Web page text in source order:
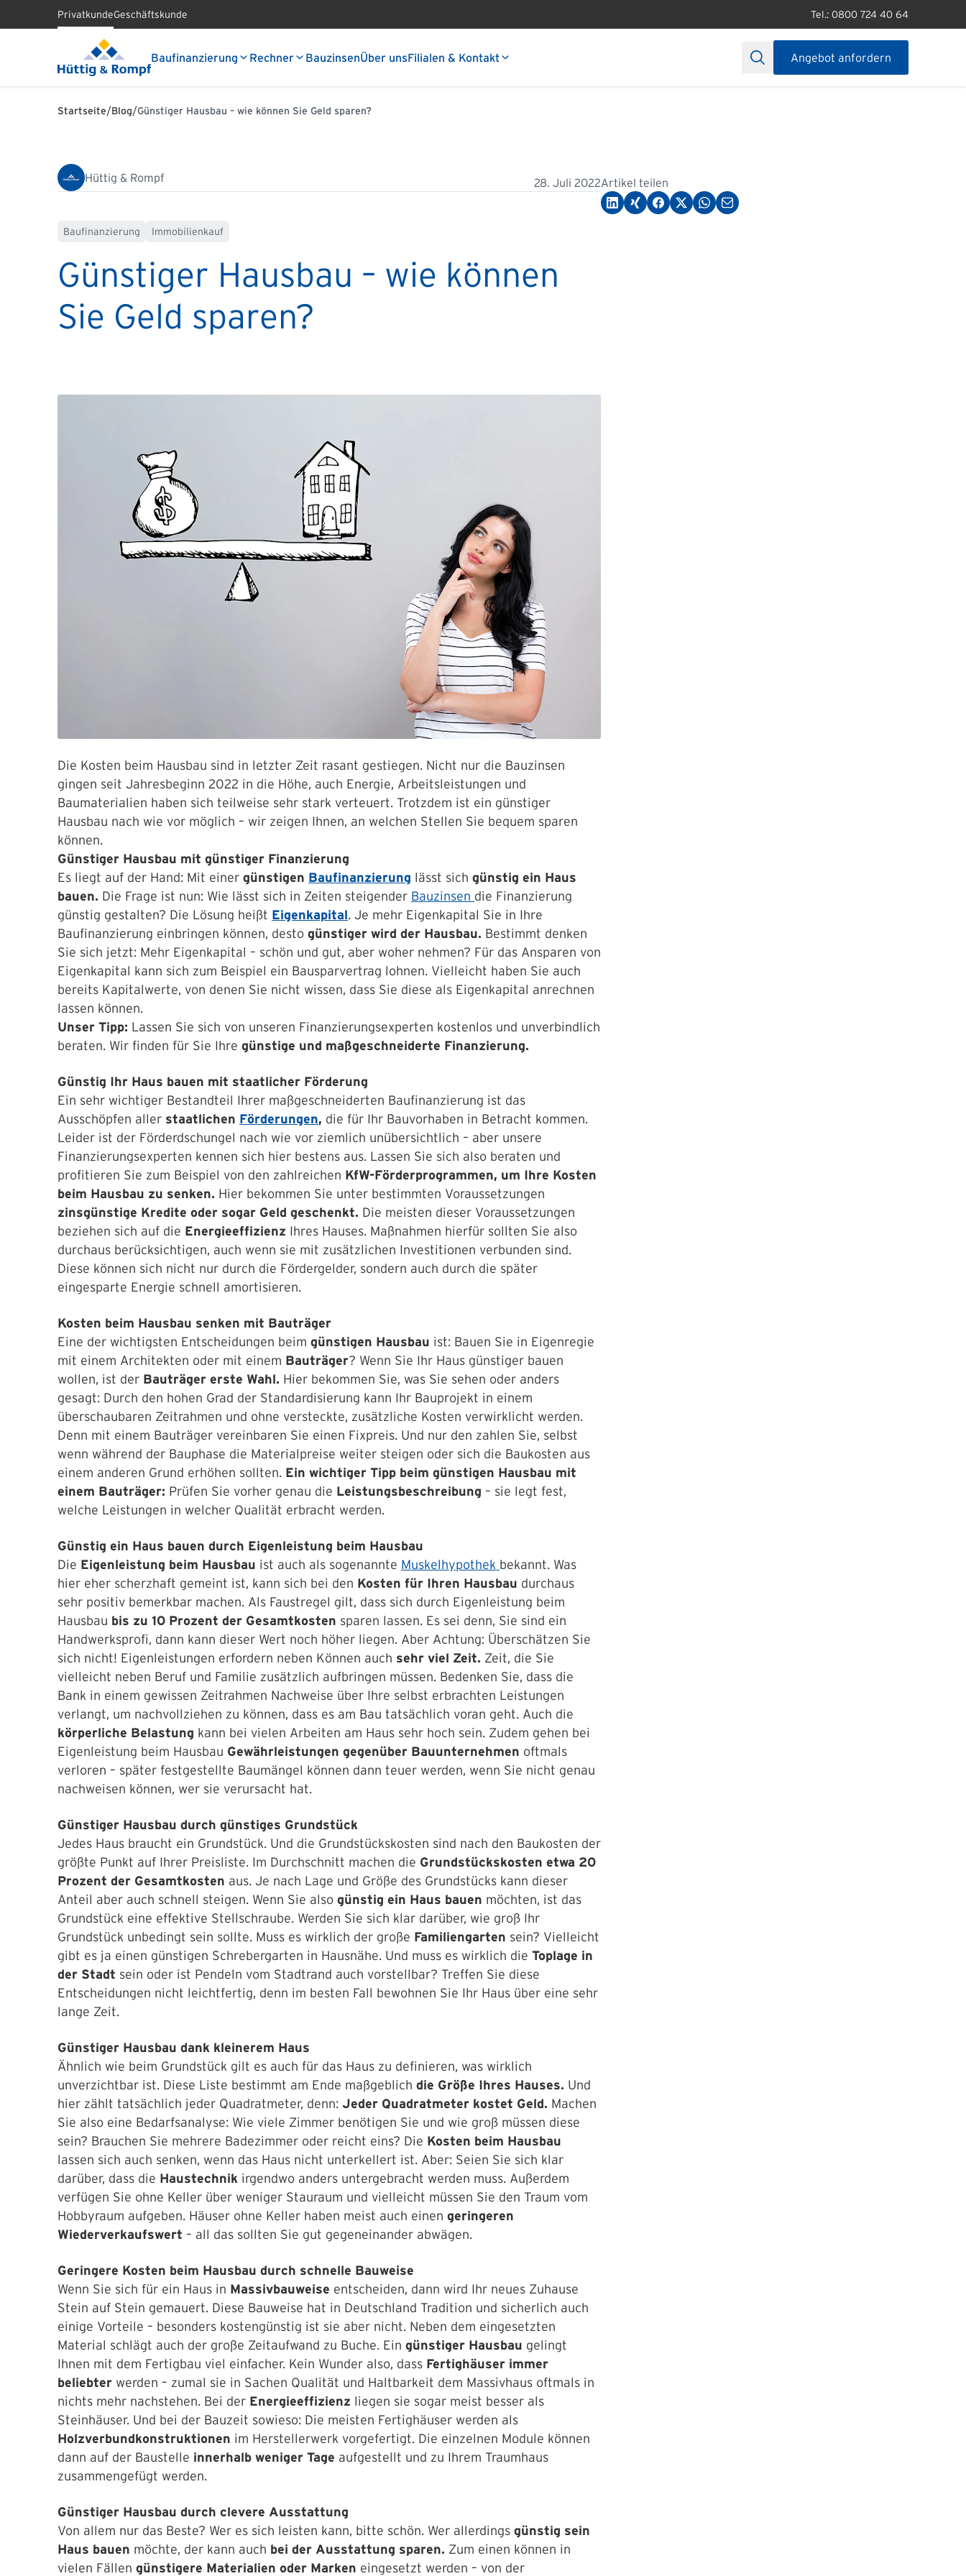
PrivatkundeGeschäftskunde Tel.: 0800 724 40 64
Baufinanzierung Rechner BauzinsenÜber unsFilialen & Kontakt Angebot anfordern
Startseite/Blog/Günstiger Hausbau – wie können Sie Geld sparen?
Hüttig & Rompf 28. Juli 2022
Baufinanzierung Immobilienkauf
Günstiger Hausbau – wie können
Sie Geld sparen?
Die Kosten beim Hausbau sind in letzter Zeit rasant gestiegen. Nicht nur die Bauzinsen
gingen seit Jahresbeginn 2022 in die Höhe, auch Energie, Arbeitsleistungen und
Baumaterialien haben sich teilweise sehr stark verteuert. Trotzdem ist ein günstiger
Hausbau nach wie vor möglich – wir zeigen Ihnen, an welchen Stellen Sie bequem sparen
können.
Günstiger Hausbau mit günstiger Finanzierung
Es liegt auf der Hand: Mit einer günstigen Baufinanzierung lässt sich günstig ein Haus
bauen. Die Frage ist nun: Wie lässt sich in Zeiten steigender Bauzinsen die Finanzierung
günstig gestalten? Die Lösung heißt Eigenkapital. Je mehr Eigenkapital Sie in Ihre
Baufinanzierung einbringen können, desto günstiger wird der Hausbau. Bestimmt denken
Sie sich jetzt: Mehr Eigenkapital – schön und gut, aber woher nehmen? Für das Ansparen von
Eigenkapital kann sich zum Beispiel ein Bausparvertrag lohnen. Vielleicht haben Sie auch
bereits Kapitalwerte, von denen Sie nicht wissen, dass Sie diese als Eigenkapital anrechnen
lassen können.
Unser Tipp: Lassen Sie sich von unseren Finanzierungsexperten kostenlos und unverbindlich
beraten. Wir finden für Sie Ihre günstige und maßgeschneiderte Finanzierung.
Günstig Ihr Haus bauen mit staatlicher Förderung
Ein sehr wichtiger Bestandteil Ihrer maßgeschneiderten Baufinanzierung ist das
Ausschöpfen aller staatlichen Förderungen, die für Ihr Bauvorhaben in Betracht kommen.
Leider ist der Förderdschungel nach wie vor ziemlich unübersichtlich – aber unsere
Finanzierungsexperten kennen sich hier bestens aus. Lassen Sie sich also beraten und
profitieren Sie zum Beispiel von den zahlreichen KfW-Förderprogrammen, um Ihre Kosten
beim Hausbau zu senken. Hier bekommen Sie unter bestimmten Voraussetzungen
zinsgünstige Kredite oder sogar Geld geschenkt. Die meisten dieser Voraussetzungen
beziehen sich auf die Energieeffizienz Ihres Hauses. Maßnahmen hierfür sollten Sie also
durchaus berücksichtigen, auch wenn sie mit zusätzlichen Investitionen verbunden sind.
Diese können sich nicht nur durch die Fördergelder, sondern auch durch die später
eingesparte Energie schnell amortisieren.
Kosten beim Hausbau senken mit Bauträger
Eine der wichtigsten Entscheidungen beim günstigen Hausbau ist: Bauen Sie in Eigenregie
mit einem Architekten oder mit einem Bauträger? Wenn Sie Ihr Haus günstiger bauen
wollen, ist der Bauträger erste Wahl. Hier bekommen Sie, was Sie sehen oder anders
gesagt: Durch den hohen Grad der Standardisierung kann Ihr Bauprojekt in einem
überschaubaren Zeitrahmen und ohne versteckte, zusätzliche Kosten verwirklicht werden.
Denn mit einem Bauträger vereinbaren Sie einen Fixpreis. Und nur den zahlen Sie, selbst
wenn während der Bauphase die Materialpreise weiter steigen oder sich die Baukosten aus
einem anderen Grund erhöhen sollten. Ein wichtiger Tipp beim günstigen Hausbau mit
einem Bauträger: Prüfen Sie vorher genau die Leistungsbeschreibung – sie legt fest,
welche Leistungen in welcher Qualität erbracht werden.
Günstig ein Haus bauen durch Eigenleistung beim Hausbau
Die Eigenleistung beim Hausbau ist auch als sogenannte Muskelhypothek bekannt. Was
hier eher scherzhaft gemeint ist, kann sich bei den Kosten für Ihren Hausbau durchaus
sehr positiv bemerkbar machen. Als Faustregel gilt, dass sich durch Eigenleistung beim
Hausbau bis zu 10 Prozent der Gesamtkosten sparen lassen. Es sei denn, Sie sind ein
Handwerksprofi, dann kann dieser Wert noch höher liegen. Aber Achtung: Überschätzen Sie
sich nicht! Eigenleistungen erfordern neben Können auch sehr viel Zeit. Zeit, die Sie
vielleicht neben Beruf und Familie zusätzlich aufbringen müssen. Bedenken Sie, dass die
Bank in einem gewissen Zeitrahmen Nachweise über Ihre selbst erbrachten Leistungen
verlangt, um nachvollziehen zu können, dass es am Bau tatsächlich voran geht. Auch die
körperliche Belastung kann bei vielen Arbeiten am Haus sehr hoch sein. Zudem gehen bei
Eigenleistung beim Hausbau Gewährleistungen gegenüber Bauunternehmen oftmals
verloren – später festgestellte Baumängel können dann teuer werden, wenn Sie nicht genau
nachweisen können, wer sie verursacht hat.
Günstiger Hausbau durch günstiges Grundstück
Jedes Haus braucht ein Grundstück. Und die Grundstückskosten sind nach den Baukosten der
größte Punkt auf Ihrer Preisliste. Im Durchschnitt machen die Grundstückskosten etwa 20
Prozent der Gesamtkosten aus. Je nach Lage und Größe des Grundstücks kann dieser
Anteil aber auch schnell steigen. Wenn Sie also günstig ein Haus bauen möchten, ist das
Grundstück eine effektive Stellschraube. Werden Sie sich klar darüber, wie groß Ihr
Grundstück unbedingt sein sollte. Muss es wirklich der große Familiengarten sein? Vielleicht
gibt es ja einen günstigen Schrebergarten in Hausnähe. Und muss es wirklich die Toplage in
der Stadt sein oder ist Pendeln vom Stadtrand auch vorstellbar? Treffen Sie diese
Entscheidungen nicht leichtfertig, denn im besten Fall bewohnen Sie Ihr Haus über eine sehr
lange Zeit.
Günstiger Hausbau dank kleinerem Haus
Ähnlich wie beim Grundstück gilt es auch für das Haus zu definieren, was wirklich
unverzichtbar ist. Diese Liste bestimmt am Ende maßgeblich die Größe Ihres Hauses. Und
hier zählt tatsächlich jeder Quadratmeter, denn: Jeder Quadratmeter kostet Geld. Machen
Sie also eine Bedarfsanalyse: Wie viele Zimmer benötigen Sie und wie groß müssen diese
sein? Brauchen Sie mehrere Badezimmer oder reicht eins? Die Kosten beim Hausbau
lassen sich auch senken, wenn das Haus nicht unterkellert ist. Aber: Seien Sie sich klar
darüber, dass die Haustechnik irgendwo anders untergebracht werden muss. Außerdem
verfügen Sie ohne Keller über weniger Stauraum und vielleicht müssen Sie den Traum vom
Hobbyraum aufgeben. Häuser ohne Keller haben meist auch einen geringeren
Wiederverkaufswert – all das sollten Sie gut gegeneinander abwägen.
Geringere Kosten beim Hausbau durch schnelle Bauweise
Wenn Sie sich für ein Haus in Massivbauweise entscheiden, dann wird Ihr neues Zuhause
Stein auf Stein gemauert. Diese Bauweise hat in Deutschland Tradition und sicherlich auch
einige Vorteile – besonders kostengünstig ist sie aber nicht. Neben dem eingesetzten
Material schlägt auch der große Zeitaufwand zu Buche. Ein günstiger Hausbau gelingt
Ihnen mit dem Fertigbau viel einfacher. Kein Wunder also, dass Fertighäuser immer
beliebter werden – zumal sie in Sachen Qualität und Haltbarkeit dem Massivhaus oftmals in
nichts mehr nachstehen. Bei der Energieeffizienz liegen sie sogar meist besser als
Steinhäuser. Und bei der Bauzeit sowieso: Die meisten Fertighäuser werden als
Holzverbundkonstruktionen im Herstellerwerk vorgefertigt. Die einzelnen Module können
dann auf der Baustelle innerhalb weniger Tage aufgestellt und zu Ihrem Traumhaus
zusammengefügt werden.
Günstiger Hausbau durch clevere Ausstattung
Von allem nur das Beste? Wer es sich leisten kann, bitte schön. Wer allerdings günstig sein
Haus bauen möchte, der kann auch bei der Ausstattung sparen. Zum einen können in
vielen Fällen günstigere Materialien oder Marken eingesetzt werden – von der
Artikel teilen